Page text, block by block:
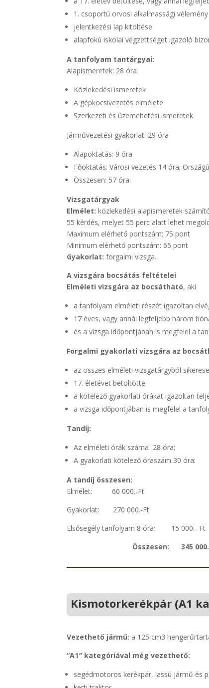
1. csoportú orvosi alkalmassági vélemény
jelentkezési lap kitöltése
alapfokú iskolai végzettséget igazoló
A tanfolyam tantárgyai:
Alapismeretek: 28 óra
Közlekedési ismeretek
A gépkocsivezetés elmélete
Szerkezeti és üzemeltetési ismeretek
Járművezetési gyakorlat: 29 óra
Alapoktatás: 9 óra
Főoktatás: Városi vezetés 14 óra;
Összesen: 57 óra.
Vizsgatárgyak
Elmélet: közlekedési alapismeretek
55 kérdés, melyet 55 perc alatt lehet
Maximum elérhető pontszám: 75 pont
Minimum elérhető pontszám: 65 pont
Gyakorlat: forgalmi vizsga.
A vizsgára bocsátás feltételei
Elméleti vizsgára az bocsátható, aki
a tanfolyam elméleti részét igazoltan
17 éves, vagy annál legfeljebb három
és a vizsga időpontjában is megfelel a
Forgalmi gyakorlati vizsgára az
az összes elméleti vizsgatárgyból
17. életévet betöltötte
a kötelező gyakorlati órákat igazoltan
a vizsga időpontjában is megfelel a
Tandíj:
Az elméleti órák száma 28 óra:
A gyakorlati kötelező óraszám 30
A tandíj összesen:
Elmélet: 60 000.-Ft
Gyakorlat: 270 000.-Ft
Elsősegély tanfolyam 8 óra: 15 000.- Ft
Összesen: 345 000.-
Kismotorkerékpár (A1
Vezethető jármű: a 125 cm3
“A1″ kategóriával még vezethető:
segédmotoros kerékpár, lassú jármű és